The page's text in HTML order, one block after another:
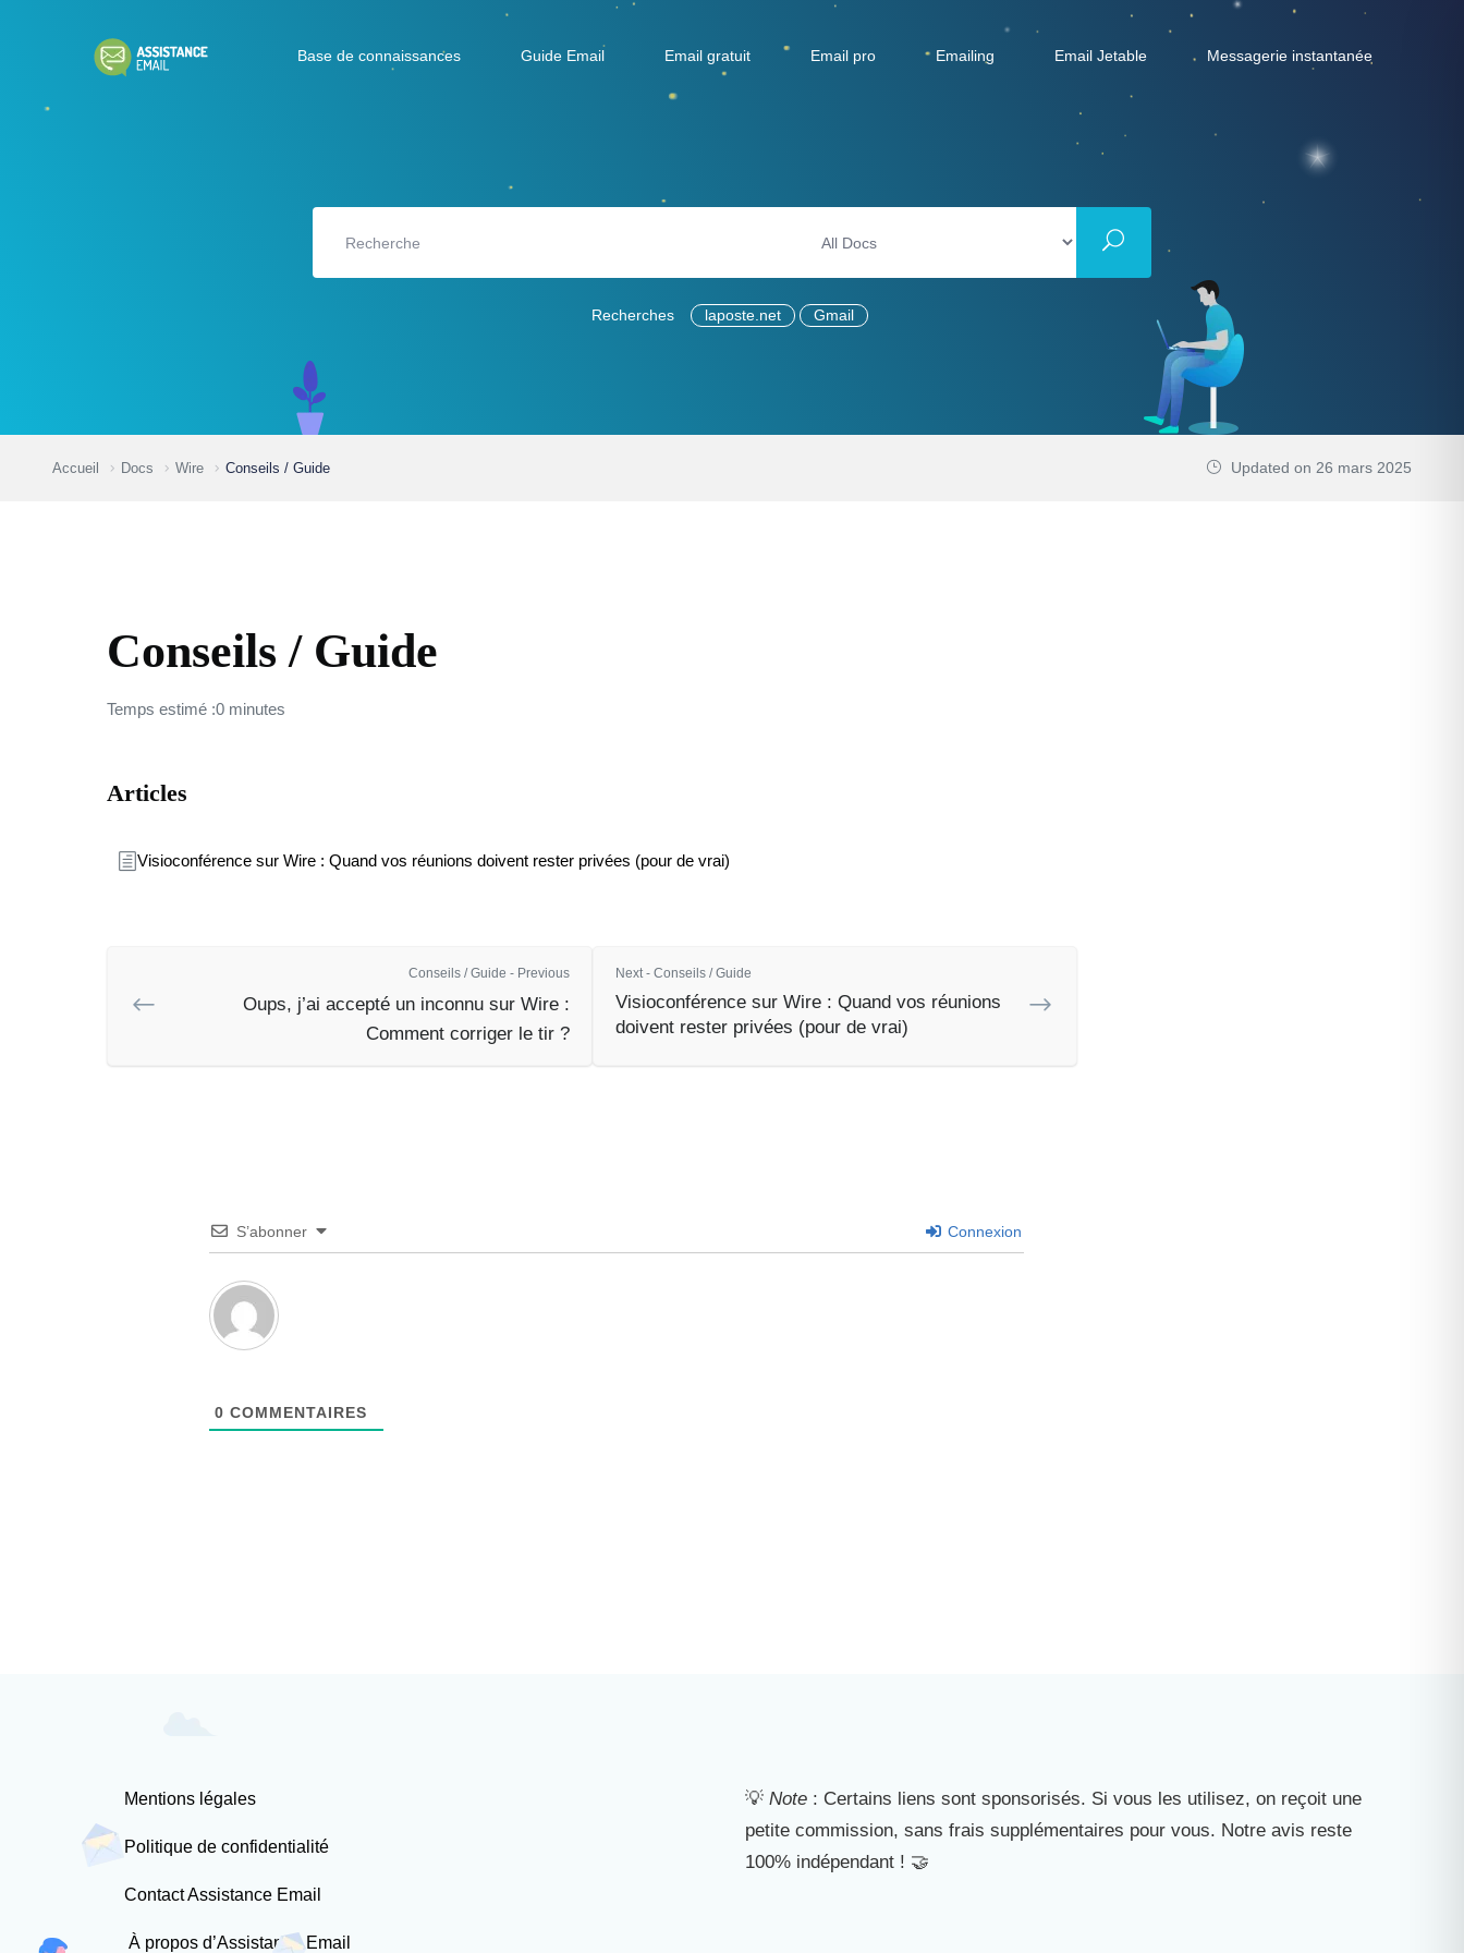
Base de connaissances Guide Email Email gratuit Email pro Emailing Email Jetable Messagerie instantanée
Recherches laposte.net Gmail
Accueil Docs Wire Conseils / Guide Updated on 26 mars 2025
Conseils / Guide
Temps estimé :0 minutes
Articles
Visioconférence sur Wire : Quand vos réunions doivent rester privées (pour de vrai)
Conseils / Guide - Previous
Oups, j’ai accepté un inconnu sur Wire :
Comment corriger le tir ?
Next - Conseils / Guide
Visioconférence sur Wire : Quand vos réunions
doivent rester privées (pour de vrai)
S’abonner Connexion
0 COMMENTAIRES
Mentions légales
Politique de confidentialité
Contact Assistance Email
À propos d’Assistance Email
💡 Note : Certains liens sont sponsorisés. Si vous les utilisez, on reçoit une
petite commission, sans frais supplémentaires pour vous. Notre avis reste
100% indépendant ! 🤝